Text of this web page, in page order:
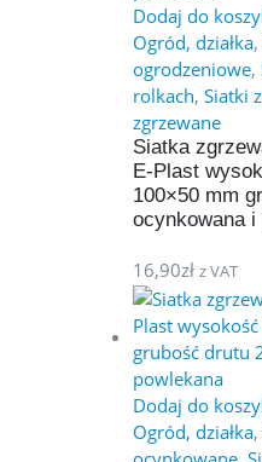
Dodaj do
Ogród, działka,
ogrodzeniowe,
rolkach, Siatki
zgrzewane
Siatka
E-Plast
100×50 mm
ocynkowana i
16,90zł z VAT
Dodaj do
Ogród, działka,